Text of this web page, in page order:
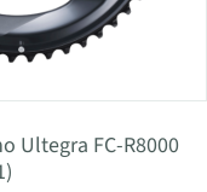
Ultegra FC-R8000